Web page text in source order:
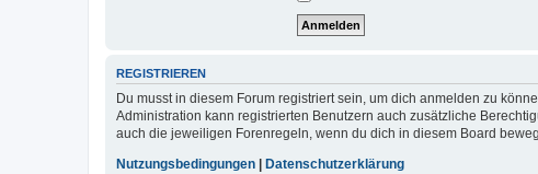
REGISTRIEREN
Du musst in diesem Forum registriert sein, um dich anmelden zu
Administration kann registrierten Benutzern auch zusätzliche
auch die jeweiligen Forenregeln, wenn du dich in diesem Board
Nutzungsbedingungen
Datenschutzerklärung